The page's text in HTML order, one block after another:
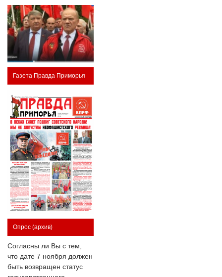
Газета Правда Приморья
Опрос (архив)
Согласны ли Вы с тем,
что дате 7 ноября должен
быть возвращен статус